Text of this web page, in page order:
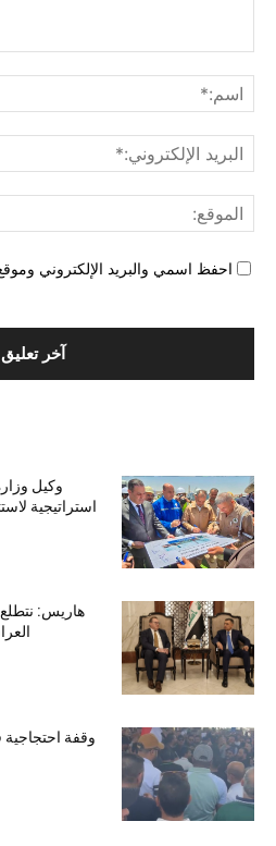
احفظ اسمي والبريد الإلكتروني
وكيل
هاريس: نتطلع
وقفة